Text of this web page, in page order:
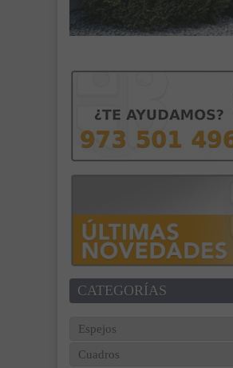
CATEGORÍAS
Espejos
Cuadros